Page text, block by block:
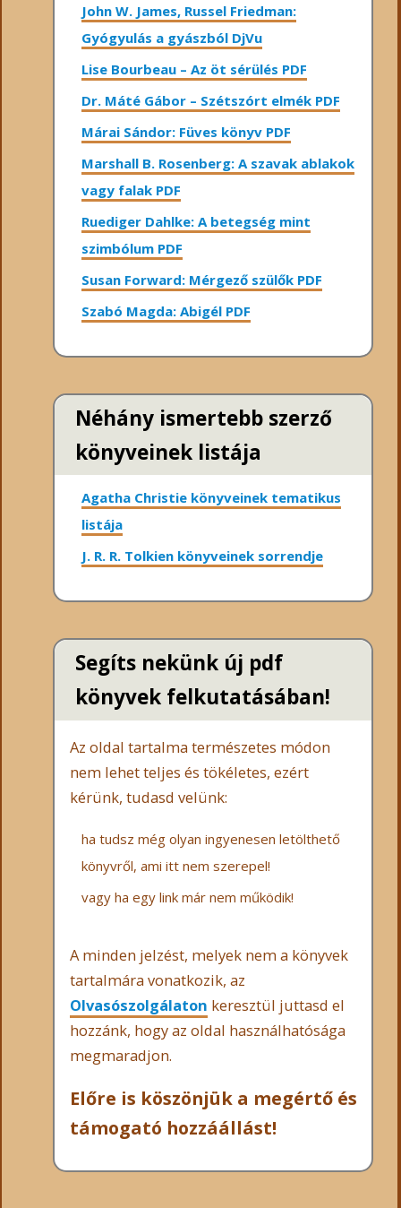
John W. James, Russel Friedman:
Gyógyulás a gyászból DjVu
Lise Bourbeau – Az öt sérülés PDF
Dr. Máté Gábor – Szétszórt elmék PDF
Márai Sándor: Füves könyv PDF
Marshall B. Rosenberg: A szavak ablakok
vagy falak PDF
Ruediger Dahlke: A betegség mint
szimbólum PDF
Susan Forward: Mérgező szülők PDF
Szabó Magda: Abigél PDF
Néhány ismertebb szerző
könyveinek listája
Agatha Christie könyveinek tematikus
listája
J. R. R. Tolkien könyveinek sorrendje
Segíts nekünk új pdf
könyvek felkutatásában!
Az oldal tartalma természetes módon
nem lehet teljes és tökéletes, ezért
kérünk, tudasd velünk:
ha tudsz még olyan ingyenesen letölthető
könyvről, ami itt nem szerepel!
vagy ha egy link már nem működik!
A minden jelzést, melyek nem a könyvek
tartalmára vonatkozik, az
Olvasószolgálaton keresztül juttasd el
hozzánk, hogy az oldal használhatósága
megmaradjon.
Előre is köszönjük a megértő és
támogató hozzáállást!